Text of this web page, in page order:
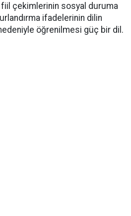
fiil çekimlerinin sosyal duruma
ifadelerinin dilin
öğrenilmesi güç bir dil.